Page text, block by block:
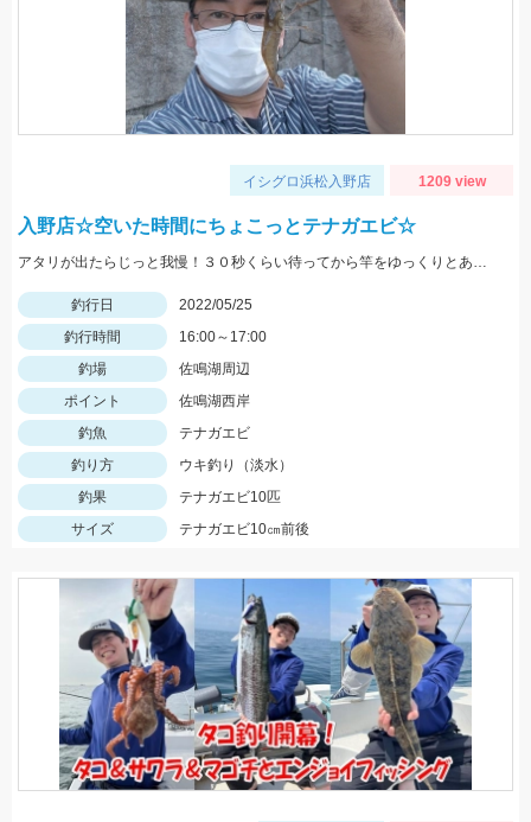
イシグロ浜松入野店 1209 view
入野店☆空いた時間にちょこっとテナガエビ☆
アタリが出たらじっと我慢！３０秒くらい待ってから竿をゆっくりとあげましょう。
釣行日
2022/05/25
釣行時間
16:00～17:00
釣場
佐鳴湖周辺
ポイント
佐鳴湖西岸
釣魚
テナガエビ
釣り方
ウキ釣り（淡水）
釣果
テナガエビ10匹
サイズ
テナガエビ10㎝前後